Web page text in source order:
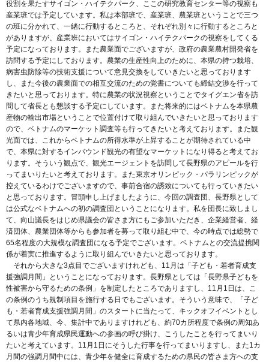
役割を果たすサイゴン・ハイテクパーク、ここの研究教育センター等の視察も
産業班では予定しています。私は本部班で、産業班、農業班ということで三つ
の班に分かれて、一緒に行動するところと、それぞれ別々に行動するところと
がありますが、産業班においてはサイゴン・ハイテクパークの視察をしてくる
予定になっております。また農業面でございますが、政府の農業農村開発省を
訪問する予定にしております。農業の生産性向上のために、本県の持つ栽培、
病害虫防除等の技術支援について意見交換をしていきたいと思っております
し、また今後の農業面での相互交流のための覚書についても締結交渉を行って
きたいと思っております。特に農業の状況視察ということでタイグエン省を訪
問して省長とも懇談する予定にしています。また将来的にはベトナムを本県農
産物の輸出市場ということで位置付けて取り組んでいきたいと思っております
ので、ベトナムのマーケット調査等も行ってきたいと考えております。また観
光面では、これからベトナムの所得水準が上昇することが期待されている中
で、本県に対するインバウンド観光の有望なマーケットになり得ると考えてお
ります。そういう観点で、観光エージェントを訪問して長野県のアピールを行
ってまいりたいと考えております。また東京オリンピック・パラリンピックが
控えているわけでございますので、事前合宿の誘致についても行っていきたい
と思っております。冒頭申し上げましたように、今回の調査団、長野県として
は公式なベトナムへの初の調査団ということになります。私を団長に致しまし
て、向山議長をはじめ県議会の皆さま方にもご参加いただき、企業経営者、経
済団体、農業団体等からも参加者を募って取り組む中で、今の時点では総勢で
65名程度の大規模な調査団になる予定でございます。ベトナムとの交流提携関
係が着実に推進するように取り組んでいきたいと思っております。
それから大きな3点目でございますけれども、11月は「子ども・若者育成支
援強調月間」ということになっております。長野県としては「長野県子どもを
性被害から守るための条例」を制定したところでありますし、11月1日は、こ
の条例のうち規制項目を施行する日でもございます。そういう意味で、「子ど
も・若者育成支援強調月間」のスタートに当たって、キックオフイベントとし
て県内各地域、今、集計中でありますけれども、約70カ所程度で条例の周知あ
るいは青少年育成県民運動への参画の呼び掛け、こうしたことを行ってまいり
たいと考えています。11月1日にそうした行事を行ってまいりますし、また1カ
月間の強調月間中には、青少年を健全に育成するための県民の皆さま方への支